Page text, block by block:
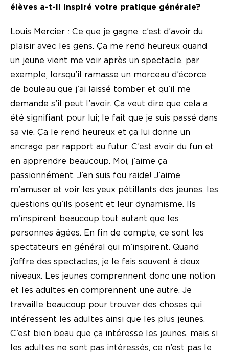
élèves a-t-il inspiré votre pratique générale?
Louis Mercier : Ce que je gagne, c’est d’avoir du
plaisir avec les gens. Ça me rend heureux quand
un jeune vient me voir après un spectacle, par
exemple, lorsqu’il ramasse un morceau d’écorce
de bouleau que j’ai laissé tomber et qu’il me
demande s’il peut l’avoir. Ça veut dire que cela a
été signifiant pour lui; le fait que je suis passé dans
sa vie. Ça le rend heureux et ça lui donne un
ancrage par rapport au futur. C’est avoir du fun et
en apprendre beaucoup. Moi, j’aime ça
passionnément. J’en suis fou raide! J’aime
m’amuser et voir les yeux pétillants des jeunes, les
questions qu’ils posent et leur dynamisme. Ils
m’inspirent beaucoup tout autant que les
personnes âgées. En fin de compte, ce sont les
spectateurs en général qui m’inspirent. Quand
j’offre des spectacles, je le fais souvent à deux
niveaux. Les jeunes comprennent donc une notion
et les adultes en comprennent une autre. Je
travaille beaucoup pour trouver des choses qui
intéressent les adultes ainsi que les plus jeunes.
C’est bien beau que ça intéresse les jeunes, mais si
les adultes ne sont pas intéressés, ce n’est pas le